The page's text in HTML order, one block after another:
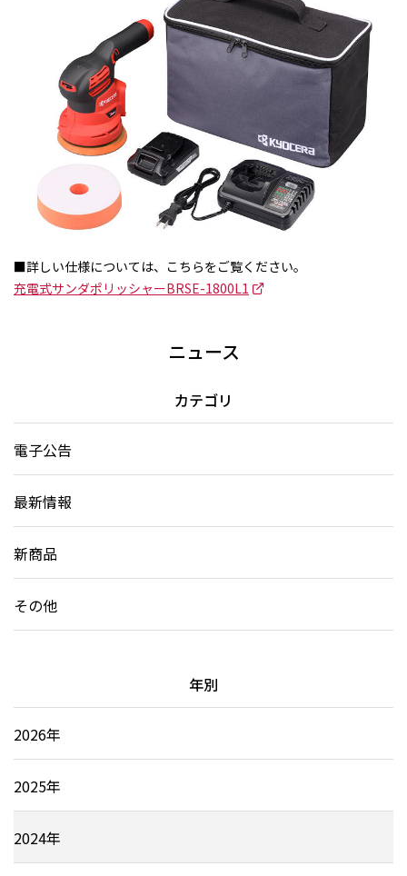
■詳しい仕様については、こちらをご覧ください。
充電式サンダポリッシャーBRSE-1800L1
ニュース
カテゴリ
電子公告
最新情報
新商品
その他
年別
2026年
2025年
2024年